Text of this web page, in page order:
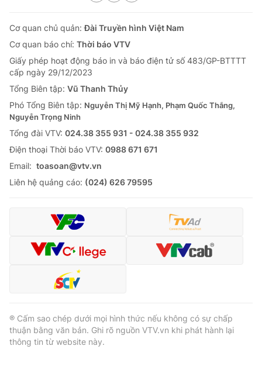
Cơ quan chủ quản:Đài Truyền hình Việt Nam
Cơ quan báo chí: Thời báo VTV
Giấy phép hoạt động báo in và báo điện tử số 483/GP-BTTTT
cấp ngày 29/12/2023
Tổng Biên tập: Vũ Thanh Thủy
Phó Tổng Biên tập: Nguyễn Thị Mỹ Hạnh, Phạm Quốc Thắng,
Nguyễn Trọng Ninh
Tổng đài VTV: 024.38 355 931 - 024.38 355 932
Ðiện thoại Thời báo VTV: 0988 671 671
Email: toasoan@vtv.vn
Liên hệ quảng cáo: (024) 626 79595
® Cấm sao chép dưới mọi hình thức nếu không có sự chấp
thuận bằng văn bản. Ghi rõ nguồn VTV.vn khi phát hành lại
thông tin từ website này.